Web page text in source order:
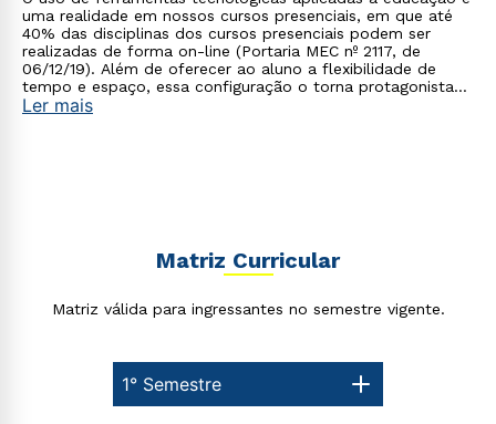
uma realidade em nossos cursos presenciais, em que até
40% das disciplinas dos cursos presenciais podem ser
realizadas de forma on-line (Portaria MEC nº 2117, de
06/12/19). Além de oferecer ao aluno a flexibilidade de
tempo e espaço, essa configuração o torna protagonista
no processo de construção do seu conhecimento.
Ler mais
Matriz Curricular
Matriz válida para ingressantes no semestre vigente.
1° Semestre